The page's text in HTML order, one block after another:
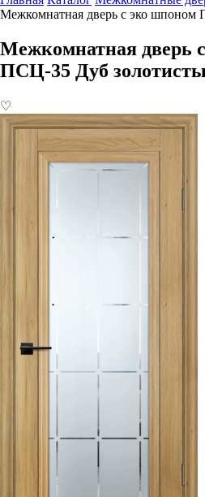
Межкомнатная дверь с эко шпоном
Межкомнатная дверь
ПСЦ-35 Дуб
♡